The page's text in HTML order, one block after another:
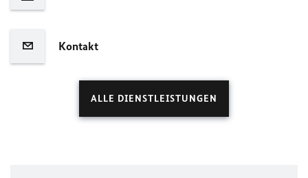
Kontakt
ALLE DIENSTLEISTUNGEN